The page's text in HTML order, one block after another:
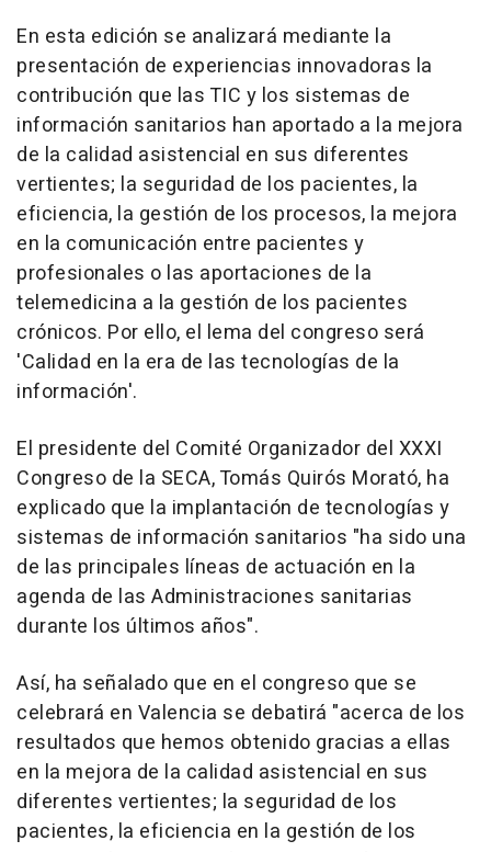
En esta edición se analizará mediante la
presentación de experiencias innovadoras la
contribución que las TIC y los sistemas de
información sanitarios han aportado a la mejora
de la calidad asistencial en sus diferentes
vertientes; la seguridad de los pacientes, la
eficiencia, la gestión de los procesos, la mejora
en la comunicación entre pacientes y
profesionales o las aportaciones de la
telemedicina a la gestión de los pacientes
crónicos. Por ello, el lema del congreso será
'Calidad en la era de las tecnologías de la
información'.
El presidente del Comité Organizador del XXXI
Congreso de la SECA, Tomás Quirós Morató, ha
explicado que la implantación de tecnologías y
sistemas de información sanitarios "ha sido una
de las principales líneas de actuación en la
agenda de las Administraciones sanitarias
durante los últimos años".
Así, ha señalado que en el congreso que se
celebrará en Valencia se debatirá "acerca de los
resultados que hemos obtenido gracias a ellas
en la mejora de la calidad asistencial en sus
diferentes vertientes; la seguridad de los
pacientes, la eficiencia en la gestión de los